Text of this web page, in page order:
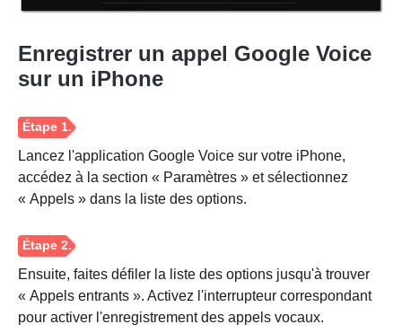
Étape 1.
Enregistrer un appel Google Voice
sur un iPhone
Lancez l'application Google Voice sur votre iPhone,
accédez à la section « Paramètres » et sélectionnez
« Appels » dans la liste des options.
Ensuite, faites défiler la liste des options jusqu'à trouver
« Appels entrants ». Activez l'interrupteur correspondant
pour activer l'enregistrement des appels vocaux.